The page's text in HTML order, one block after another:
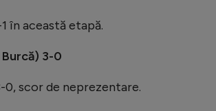
în această etapă.
3-0
scor de neprezentare.